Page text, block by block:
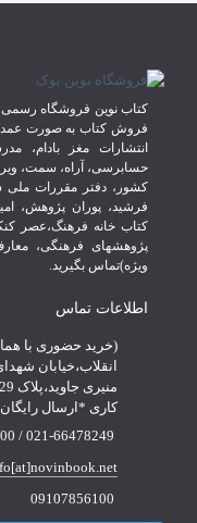
کتاب نوین فروشگاه رسمی
فروش کتاب به صورت
انتشارات مغز بادام،
حسابرسی، آراه، سمت،
کشور، دفتر مقررات ملی
فرشید، پوران پژوهش،
کتاب خانه فرهنگ،عصر
پژوهشهای فرهنگی،
ویژه)تماس بگیرید.
اطلاعات تماس
(خرید حضوری با
انقلاب،خیابان
کاری *ارسال رایگان بالاتر از 6
021-66478249 / 09107856100
09107856100